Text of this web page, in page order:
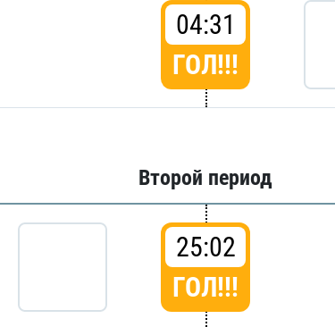
04:31
ГОЛ!!!
Второй период
25:02
ГОЛ!!!